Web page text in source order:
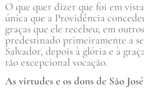
O que quer dizer que foi em vista
única que a Providência
graças que ele recebeu; em
predestinado primeiramente a
Salvador, depois à glória e à
tão excepcional vocação.
As virtudes e os dons de São José